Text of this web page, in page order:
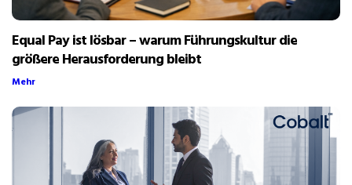
Equal Pay ist lösbar – warum Führungskultur die
größere Herausforderung bleibt
Mehr